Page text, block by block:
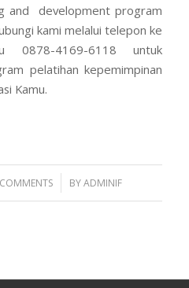
and development program
kami melalui telepon ke
0878-4169-6118 untuk
pelatihan kepemimpinan
Kamu.
/ BYADMINIF